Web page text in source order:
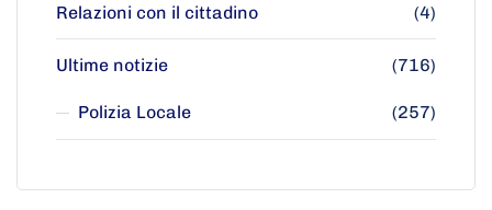
Relazioni con il cittadino (4)
Ultime notizie (716)
Polizia Locale (257)